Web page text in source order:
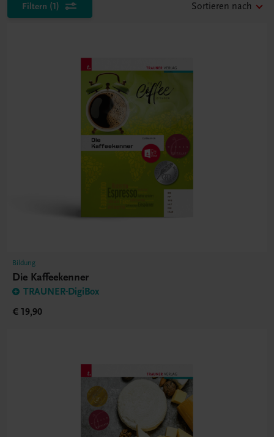
Filtern (1) Sortieren nach
Bildung
Die Kaffeekenner
TRAUNER-DigiBox
€ 19,90